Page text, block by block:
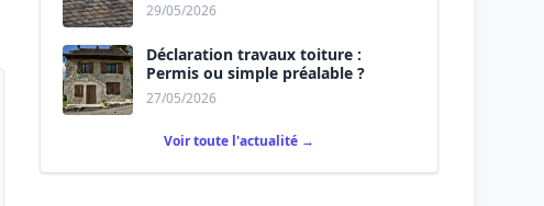
29/05/2026
Déclaration travaux toiture :
Permis ou simple préalable ?
27/05/2026
Voir toute l'actualité →